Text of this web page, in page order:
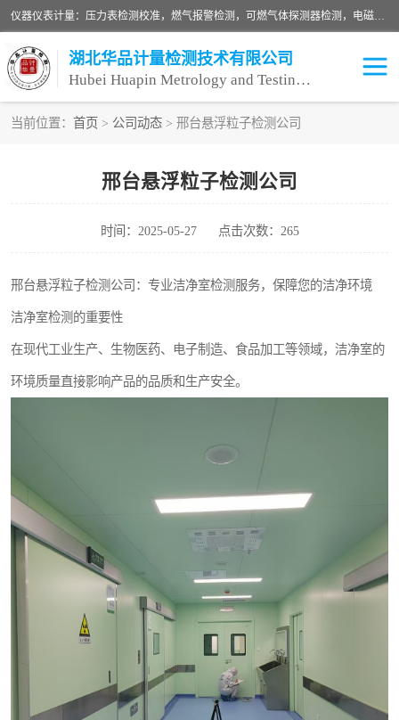
仪器仪表计量：压力表检测校准，燃气报警检测，可燃气体探测器检测，电磁流量计检测校准，明渠流量计检测，千斤顶检测标定，仪器校准，量具校准，仪表检测，仪器检测，计量设备校准；洁净室检测：洁净度检测，洁净厂房检测，无尘洁净室检测，悬浮粒子检测，*过滤器检测；安全阀校验：安全阀校验，安全阀检验，安全阀检测，安全阀年检，安全阀校正，安全阀校准；
湖北华品计量检测技术有限公司
Hubei Huapin Metrology and Testing Technology Co. , Ltd.
当前位置： 首页 > 公司动态 > 邢台悬浮粒子检测公司
邢台悬浮粒子检测公司
时间：2025-05-27 点击次数：265
邢台悬浮粒子检测公司：专业洁净室检测服务，保障您的洁净环境
洁净室检测的重要性
在现代工业生产、生物医药、电子制造、食品加工等领域，洁净室的
环境质量直接影响产品的品质和生产安全。